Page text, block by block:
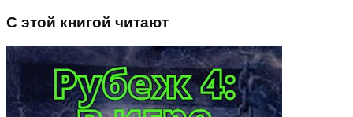
С этой книгой читают